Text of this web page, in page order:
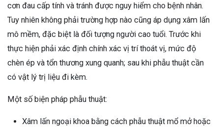
cơn đau cấp tính và tránh được nguy hiểm cho bệnh nhân.
Tuy nhiên không phải trường hợp nào cũng áp dụng xâm lấn
mô mềm, đặc biệt là đối tượng người cao tuổi. Trước khi
thực hiện phải xác định chính xác vị trí thoát vị, mức độ
chèn ép và tổn thương xung quanh; sau khi phẫu thuật cần
có vật lý trị liệu đi kèm.
Một số biện pháp phẫu thuật:
Xâm lấn ngoại khoa bằng cách phẫu thuật mổ mở hoặc